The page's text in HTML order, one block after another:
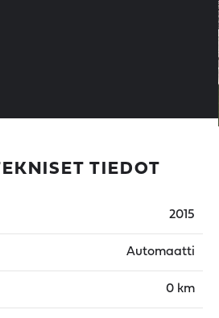
TIEDOT
2015
Automaatti
0 km